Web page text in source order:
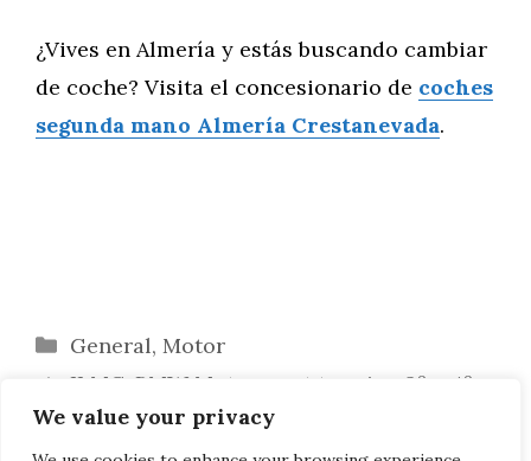
We value your privacy
¿Vives en Almería y estás buscando cambiar
de coche? Visita el concesionario de coches
segunda mano Almería Crestanevada.
Categorías
General, Motor
ILMC: BMW Motorsport termina 3º y 4º
en Spa-Francorchamps